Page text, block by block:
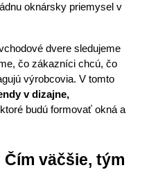
oknársky priemysel v
dvere sledujeme
čo zákazníci chcú, čo
výrobcovia. V tomto
v dizajne,
budú formovať okná a
väčšie, tým